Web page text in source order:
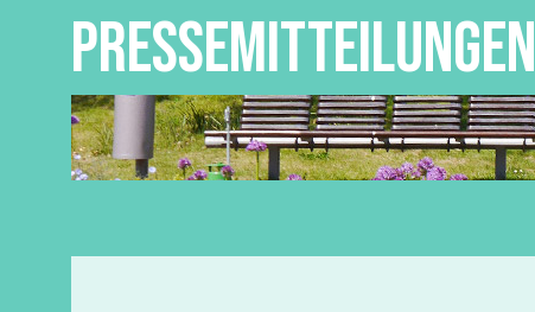
PRESSEMITTEILUNGEN